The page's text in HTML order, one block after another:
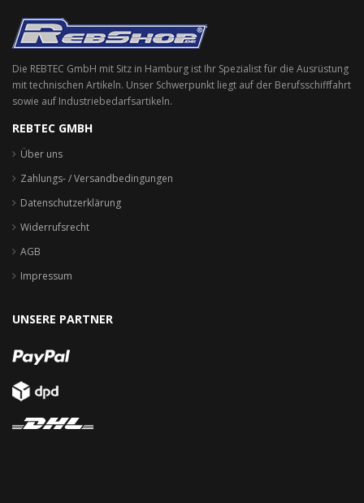
Die REBTEC GmbH mit Sitz in Hamburg ist Ihr Spezialist für die Ausrüstung
mit technischen Artikeln. Unser Schwerpunkt liegt auf der Berufsschifffahrt
sowie auf Industriebedarfsartikeln.
REBTEC GMBH
Über uns
Zahlungs- / Versandbedingungen
Datenschutzerklärung
Widerrufsrecht
AGB
Impressum
UNSERE PARTNER